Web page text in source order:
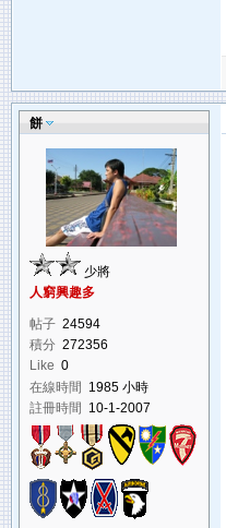
餅
少將
人窮興趣多
帖子 24594
積分 272356
Like 0
在線時間 1985 小時
註冊時間 10-1-2007